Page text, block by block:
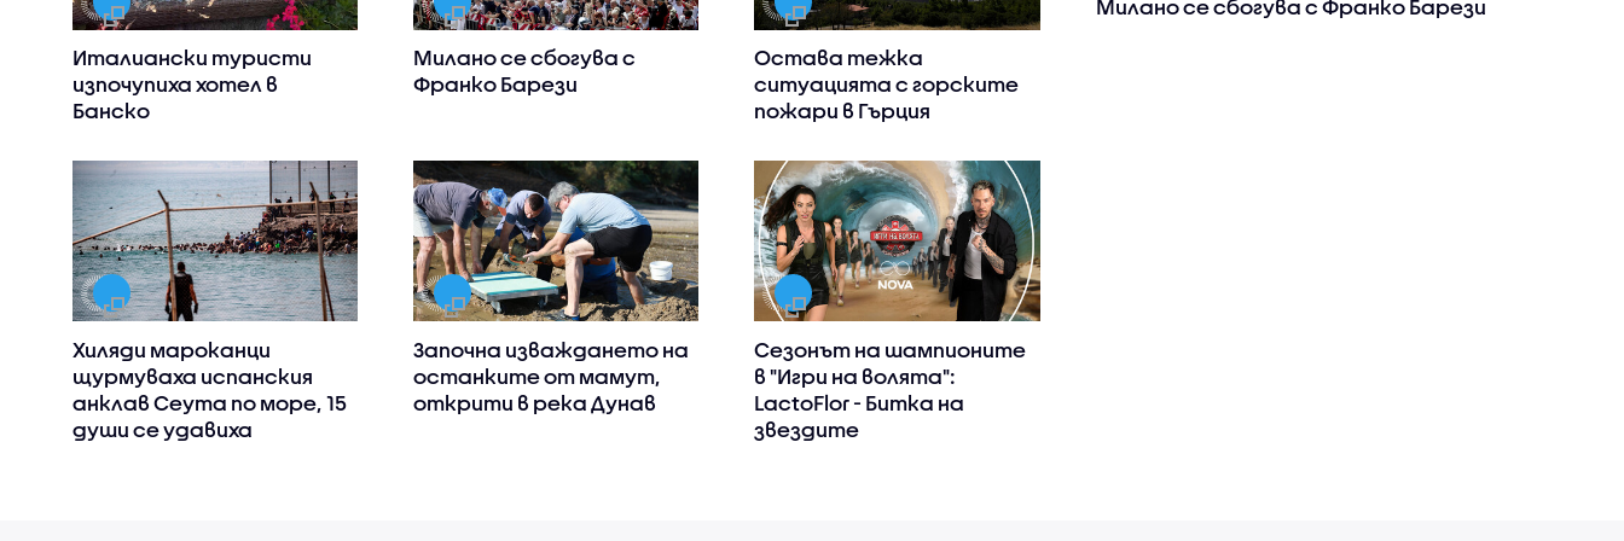
Италиански туристи
изпочупиха хотел в
Банско
Милано се сбогува с
Франко Барези
Остава тежка
ситуацията с горските
пожари в Гърция
Хиляди мароканци
щурмуваха испанския
анклав Сеута по море, 15
души се удавиха
Започна изваждането на
останките от мамут,
открити в река Дунав
Сезонът на шампионите
в "Игри на волята":
LactoFlor - Битка на
звездите
Милано се сбогува с Франко Барези